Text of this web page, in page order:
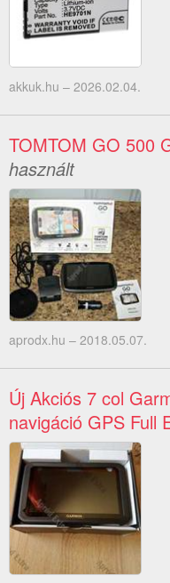
akkuk.hu – 2026.02.04.
TOMTOM GO 500
használt
aprodx.hu – 2018.05.07.
Új Akciós 7 col
navigáció GPS Full